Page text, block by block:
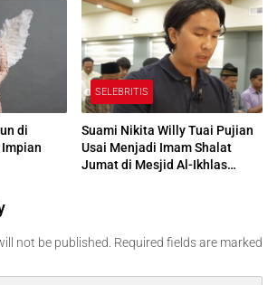
di
SELEBRITIS
Suami Nikita Willy Tuai Pujian
Usai Menjadi Imam Shalat
Jumat di Mesjid Al-Ikhlas
not be published. Required fields are marked